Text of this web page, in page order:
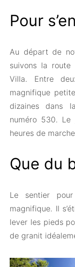
Pour
Au départ de
suivons la
Villa. Entre
magnifique
dizaines dans
numéro 530. Le
heures de
Que du
Le sentier
magnifique. Il
lever les pieds
de granit